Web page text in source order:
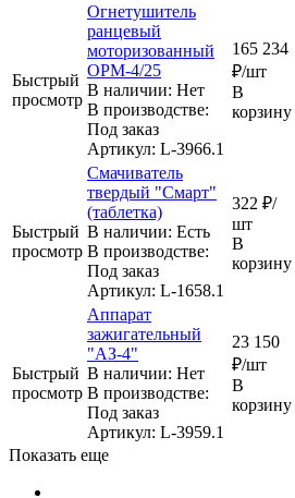
Быстрый
просмотр
Огнетушитель
ранцевый
моторизованный
ОРМ-4/25
В наличии: Нет
В производстве:
Под заказ
Артикул: L-3966.1
165 234
₽/шт
В
корзину
Быстрый
просмотр
Смачиватель
твердый "Смарт"
(таблетка)
В наличии: Eсть
В производстве:
Под заказ
Артикул: L-1658.1
322 ₽/
шт
В
корзину
Быстрый
просмотр
Аппарат
зажигательный
"АЗ-4"
В наличии: Нет
В производстве:
Под заказ
Артикул: L-3959.1
23 150
₽/шт
В
корзину
Показать еще